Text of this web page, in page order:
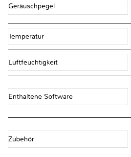
Geräuschpegel
Temperatur
Luftfeuchtigkeit
Enthaltene Software
Zubehör